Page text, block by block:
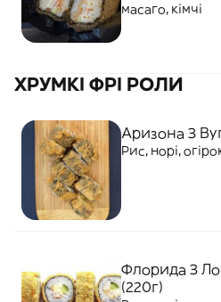
масаго, кімчі
ХРУМКІ ФРІ РОЛИ
Аризона З
Рис, норі,
Флорида З
(220г)